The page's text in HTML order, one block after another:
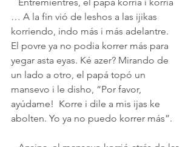
… A la fin vió de leshos a las ijikas
korriendo, indo más i más adelantre.
El povre ya no podia korrer más para
yegar asta eyas. Ké azer? Mirando de
un lado a otro, el papá topó un
mansevo i le disho, “Por favor,
ayúdame!  Korre i dile a mis ijas ke
abolten. Yo ya no puedo korrer más”.